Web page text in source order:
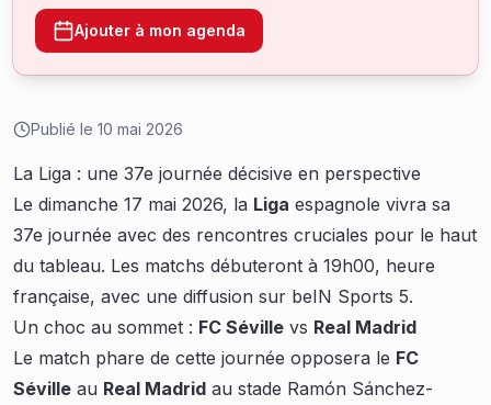
Ajouter à mon agenda
Publié le 10 mai 2026
La Liga : une 37e journée décisive en perspective
Le dimanche 17 mai 2026, la Liga espagnole vivra sa
37e journée avec des rencontres cruciales pour le haut
du tableau. Les matchs débuteront à 19h00, heure
française, avec une diffusion sur beIN Sports 5.
Un choc au sommet : FC Séville vs Real Madrid
Le match phare de cette journée opposera le FC
Séville au Real Madrid au stade Ramón Sánchez-